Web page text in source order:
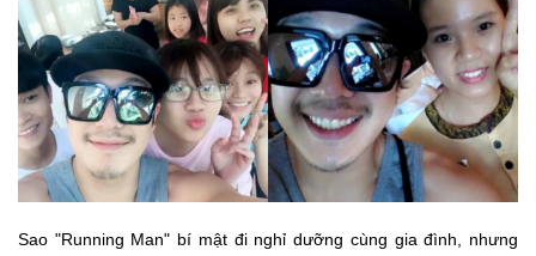
Sao "Running Man" bí mật đi nghỉ dưỡng cùng gia đình, nhưng